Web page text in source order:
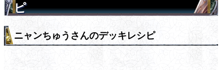
ピ
ニャンちゅうさんのデッキレシピ